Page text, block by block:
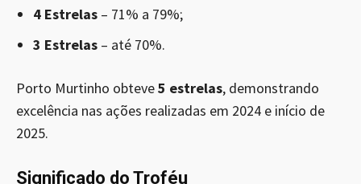
4 Estrelas – 71% a 79%;
3 Estrelas – até 70%.
Porto Murtinho obteve5 estrelas, demonstrando
excelência nas ações realizadas em 2024 e início de
2025.
Significado do Troféu